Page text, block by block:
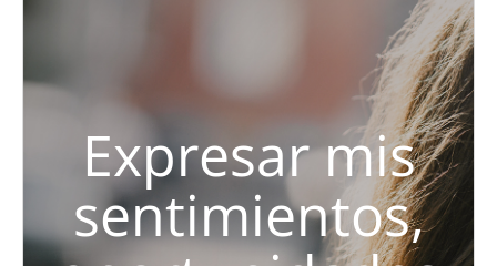
Expresar mis
sentimientos,